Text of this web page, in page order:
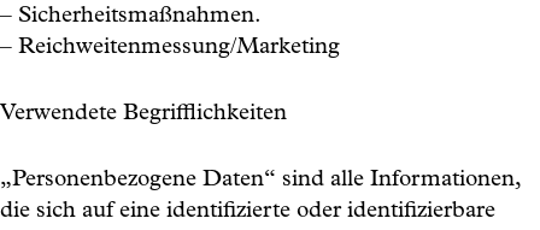
– Sicherheitsmaßnahmen.
– Reichweitenmessung/Marketing
Verwendete Begrifflichkeiten
„Personenbezogene Daten“ sind alle Informationen,
die sich auf eine identifizierte oder identifizierbare